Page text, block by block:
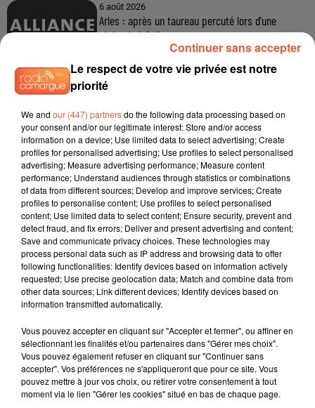
6 août 2026
Arles : après un taureau percuté lors d'une
abrivado à Saliers,...
Éclipse solaire du 12 août 2026 : le CHU de Nîmes
appelle à la plus...
3 août 2026
Sauvage'On Festival : une première édition
électro attendue au cœur...
TITRES DIFFUSÉS
16h55
16h55 16h52
16h52 16h46
16h46
Le respect de votre vie privée est notre
priorité
We and our (447) partnersdo the following data processing based on
your consent and/or our legitimate interest: Store and/or access
information on a device; Use limited data to select advertising; Create
profiles for personalised advertising; Use profiles to select personalised
advertising; Measure advertising performance; Measure content
performance; Understand audiences through statistics or combinations
of data from different sources; Develop and improve services; Create
profiles to personalise content; Use profiles to select personalised
content; Use limited data to select content; Ensure security, prevent and
detect fraud, and fix errors; Deliver and present advertising and content;
Save and communicate privacy choices. These technologies may
process personal data such as IP address and browsing data to offer
following functionalities: Identify devices based on information actively
requested; Use precise geolocation data; Match and combine data from
other data sources; Link different devices; Identify devices based on
information transmitted automatically.
Vous pouvez accepter en cliquant sur "Accepter et fermer", ou affiner en
sélectionnant les finalités et/ou partenaires dans "Gérer mes choix".
Vous pouvez également refuser en cliquant sur "Continuer sans
accepter". Vos préférences ne s'appliqueront que pour ce site. Vous
pouvez mettre à jour vos choix, ou retirer votre consentement à tout
moment via le lien "Gérer les cookies" situé en bas de chaque page.
Continuer sans accepter